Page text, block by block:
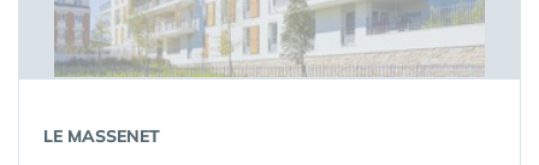
LE MASSENET